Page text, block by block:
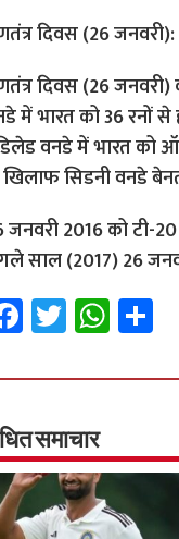
दिवस (26
दिवस (26
में भारत को 36 रनों से
वनडे में भारत को
सिडनी वनडे
जनवरी 2016 को टी-
साल (2017) 26
Fa
ce
b
o
o
k
T
wi
tt
er
W
h
at
p
p
S
h
समाचार